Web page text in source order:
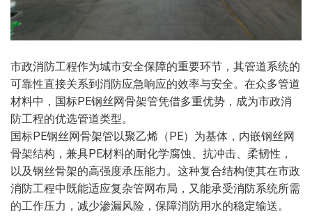
市政消防工程作为城市安全保障的重要环节，其管道系统的
可靠性直接关系到消防应急响应的效率与安全。在众多管道
材料中，国标PE钢丝网骨架管凭借多重优势，成为市政消
防工程的优选管道类型。
国标PE钢丝网骨架管以聚乙烯（PE）为基体，内嵌钢丝网
骨架结构，兼具PE材料的耐化学腐蚀、抗冲击、柔韧性，
以及钢丝骨架的高强度承压能力。这种复合结构使其在市政
消防工程中既能适应复杂管网布局，又能承受消防系统所需
的工作压力，减少渗漏风险，保障消防用水的稳定输送。